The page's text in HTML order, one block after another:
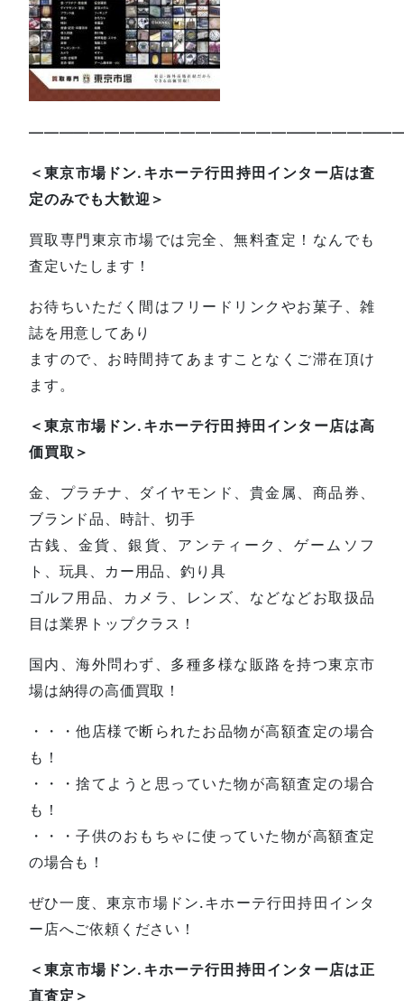
＜東京市場ドン.キホーテ行田持田インター店は査
定のみでも大歓迎＞
買取専門東京市場では完全、無料査定！なんでも
査定いたします！
お待ちいただく間はフリードリンクやお菓子、雑
誌を用意してあり
ますので、お時間持てあますことなくご滞在頂け
ます。
＜東京市場ドン.キホーテ行田持田インター店は高
価買取＞
金、プラチナ、ダイヤモンド、貴金属、商品券、
ブランド品、時計、切手
古銭、金貨、銀貨、アンティーク、ゲームソフ
ト、玩具、カー用品、釣り具
ゴルフ用品、カメラ、レンズ、などなどお取扱品
目は業界トップクラス！
国内、海外問わず、多種多様な販路を持つ東京市
場は納得の高価買取！
・・・他店様で断られたお品物が高額査定の場合
も！
・・・捨てようと思っていた物が高額査定の場合
も！
・・・子供のおもちゃに使っていた物が高額査定
の場合も！
ぜひ一度、東京市場ドン.キホーテ行田持田インタ
ー店へご依頼ください！
＜東京市場ドン.キホーテ行田持田インター店は正
直査定＞